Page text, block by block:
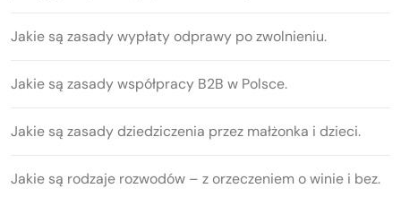
Jakie są zasady wypłaty odprawy po zwolnieniu.
Jakie są zasady współpracy B2B w Polsce.
Jakie są zasady dziedziczenia przez małżonka i dzieci.
Jakie są rodzaje rozwodów – z orzeczeniem o winie i bez.